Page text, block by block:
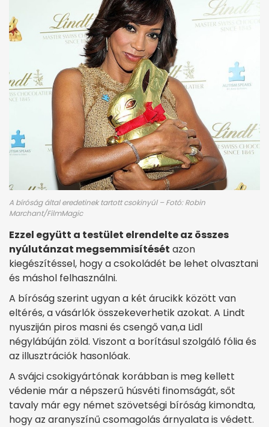
A bíróság által eredetinek tartott csokinyúl – Fotó: Robin
Marchant/FilmMagic
Ezzel együtt a testület elrendelte az összes
nyúlutánzat megsemmisítését azon
kiegészítéssel, hogy a csokoládét be lehet olvasztani
és máshol felhasználni.
A bíróság szerint ugyan a két árucikk között van
eltérés, a vásárlók összekeverhetik azokat. A Lindt
nyusziján piros masni és csengő van,a Lidl
négylábúján zöld. Viszont a borításul szolgáló fólia és
az illusztrációk hasonlóak.
A svájci csokigyártónak korábban is meg kellett
védenie már a népszerű húsvéti finomságát, sőt
tavaly már egy német szövetségi bíróság kimondta,
hogy az aranyszínű csomagolás árnyalata is védett.